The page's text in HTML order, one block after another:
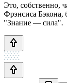
Это, собственно,
Фрэнсиса Бэкона,
"Знание — сила".